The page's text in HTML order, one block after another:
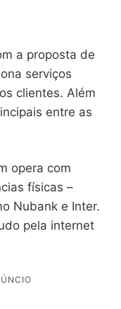
a proposta de
serviços
clientes. Além
entre as
opera com
físicas –
Nubank e Inter.
pela internet